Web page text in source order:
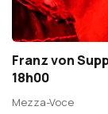
Franz von
18h00
Mezza-Voce